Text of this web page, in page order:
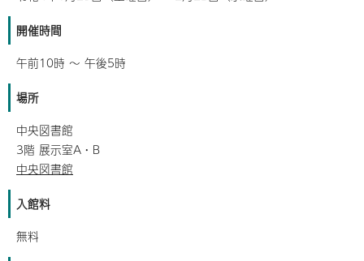
開催時間
午前10時 ～ 午後5時
場所
中央図書館
3階 展示室A・B
中央図書館
入館料
無料